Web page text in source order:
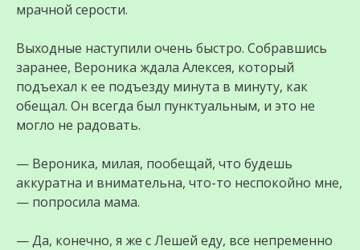
мрачной серости.
Выходные наступили очень быстро. Собравшись
заранее, Вероника ждала Алексея, который
подъехал к ее подъезду минута в минуту, как
обещал. Он всегда был пунктуальным, и это не
могло не радовать.
— Вероника, милая, пообещай, что будешь
аккуратна и внимательна, что-то неспокойно мне,
— попросила мама.
— Да, конечно, я же с Лешей еду, все непременно